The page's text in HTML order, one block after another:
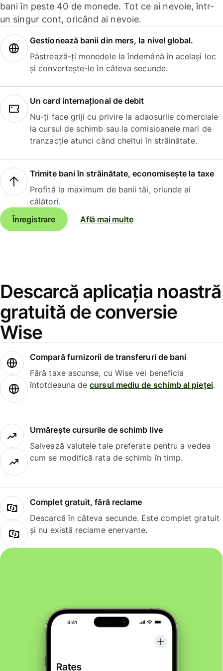
bani în peste 40 de monede. Tot ce ai nevoie, într-
un singur cont, oricând ai nevoie.
Gestionează banii din mers, la nivel global.
Păstrează-ți monedele la îndemână în același loc
și convertește-le în câteva secunde.
Un card internațional de debit
Nu-ți face griji cu privire la adaosurile comerciale
la cursul de schimb sau la comisioanele mari de
tranzacție atunci când cheltui în străinătate.
Trimite bani în străinătate, economisește la taxe
Profită la maximum de banii tăi, oriunde ai
călători.
Înregistrare
Află mai multe
Descarcă aplicația noastră
gratuită de conversie
Wise
Compară furnizorii de transferuri de bani
Fără taxe ascunse, cu Wise vei beneficia
întotdeauna decursul mediu de schimb al pieței.
Urmărește cursurile de schimb live
Salvează valutele tale preferate pentru a vedea
cum se modifică rata de schimb în timp.
Complet gratuit, fără reclame
Descarcă în câteva secunde. Este complet gratuit
și nu există reclame enervante.